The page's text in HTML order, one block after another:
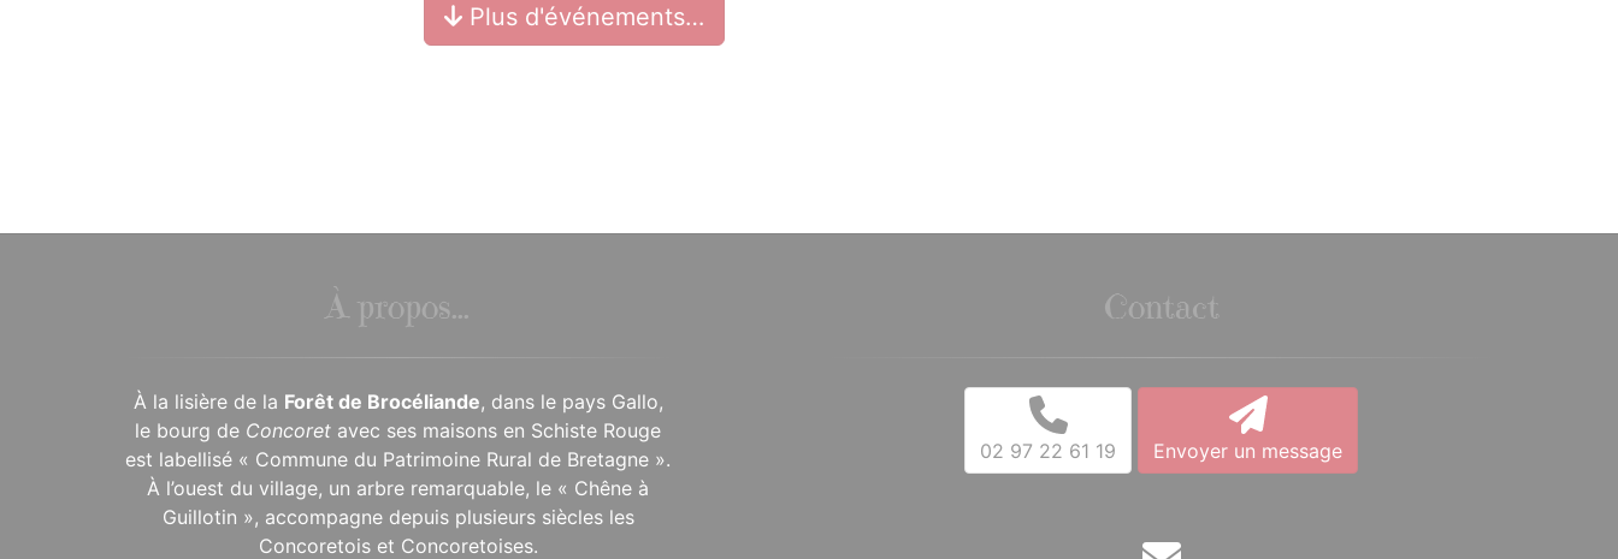
Plus d'événements…
À propos...
À la lisière de la Forêt de Brocéliande, dans le pays Gallo,
le bourg de Concoret avec ses maisons en Schiste Rouge
est labellisé « Commune du Patrimoine Rural de Bretagne ».
À l’ouest du village, un arbre remarquable, le « Chêne à
Guillotin », accompagne depuis plusieurs siècles les
Concoretois et Concoretoises.
Contact
02 97 22 61 19 Envoyer un message